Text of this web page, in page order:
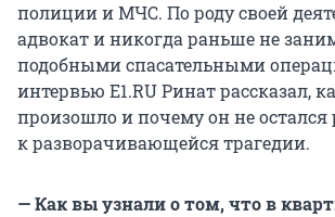
полиции и МЧС. По роду своей
адвокат и никогда раньше не
подобными спасательными
интервью E1.RU Ринат рассказал,
произошло и почему он не
к разворачивающейся трагедии.
— Как вы узнали о том, что в